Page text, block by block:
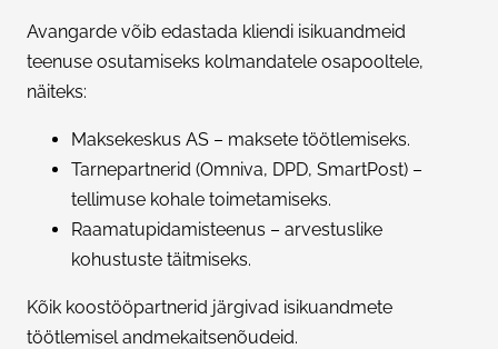
Avangarde võib edastada kliendi isikuandmeid
teenuse osutamiseks kolmandatele osapooltele,
näiteks:
Maksekeskus AS – maksete töötlemiseks.
Tarnepartnerid (Omniva, DPD, SmartPost) –
tellimuse kohale toimetamiseks.
Raamatupidamisteenus – arvestuslike
kohustuste täitmiseks.
Kõik koostööpartnerid järgivad isikuandmete
töötlemisel andmekaitsenõudeid.